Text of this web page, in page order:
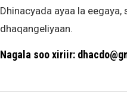
Dhinacyada ayaa la eegaya,
dhaqangeliyaan.
Nagala soo xiriir: